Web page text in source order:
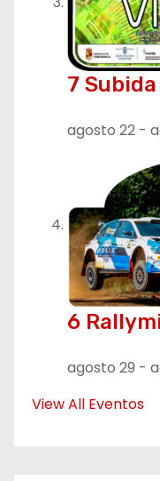
7
agosto 22 -
6
agosto 29 -
View All Eventos